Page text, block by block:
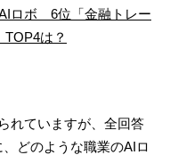
ロボ 6位「金融トレー
は？
れていますが、全回答
どのような職業のAIロ